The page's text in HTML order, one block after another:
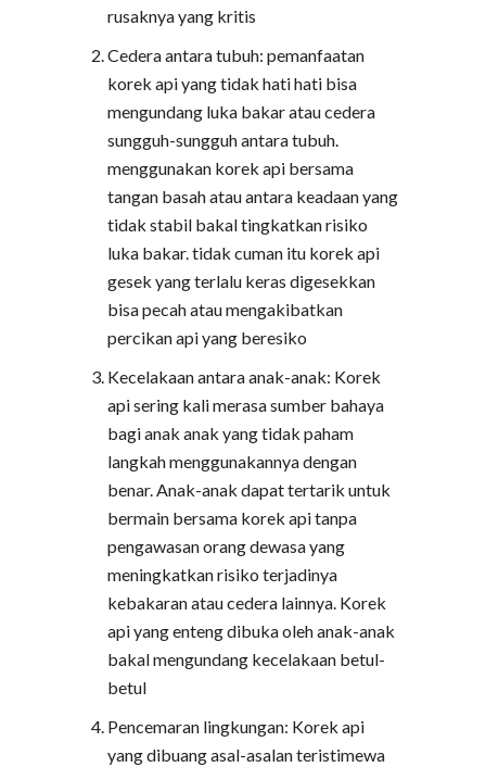
rusaknya yang kritis
Cedera antara tubuh: pemanfaatan
korek api yang tidak hati hati bisa
mengundang luka bakar atau cedera
sungguh-sungguh antara tubuh.
menggunakan korek api bersama
tangan basah atau antara keadaan yang
tidak stabil bakal tingkatkan risiko
luka bakar. tidak cuman itu korek api
gesek yang terlalu keras digesekkan
bisa pecah atau mengakibatkan
percikan api yang beresiko
Kecelakaan antara anak-anak: Korek
api sering kali merasa sumber bahaya
bagi anak anak yang tidak paham
langkah menggunakannya dengan
benar. Anak-anak dapat tertarik untuk
bermain bersama korek api tanpa
pengawasan orang dewasa yang
meningkatkan risiko terjadinya
kebakaran atau cedera lainnya. Korek
api yang enteng dibuka oleh anak-anak
bakal mengundang kecelakaan betul-
betul
Pencemaran lingkungan: Korek api
yang dibuang asal-asalan teristimewa